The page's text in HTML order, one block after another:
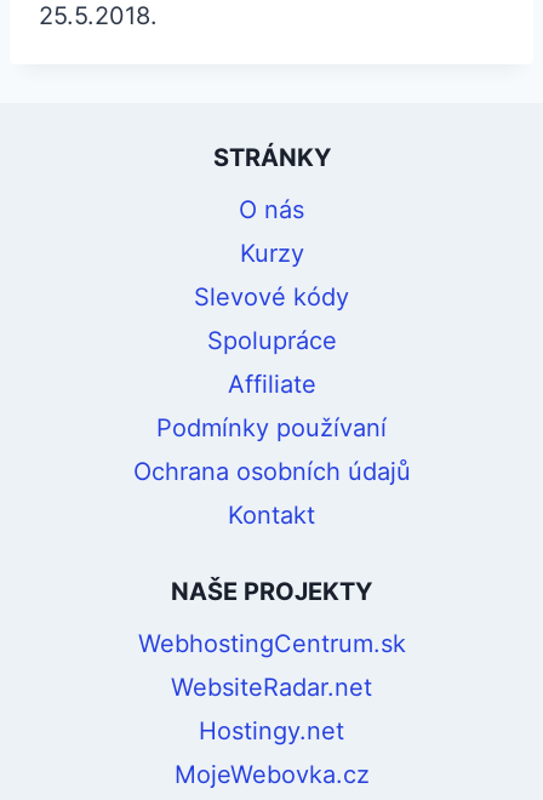
25.5.2018.
STRÁNKY
O nás
Kurzy
Slevové kódy
Spolupráce
Affiliate
Podmínky používaní
Ochrana osobních údajů
Kontakt
NAŠE PROJEKTY
WebhostingCentrum.sk
WebsiteRadar.net
Hostingy.net
MojeWebovka.cz